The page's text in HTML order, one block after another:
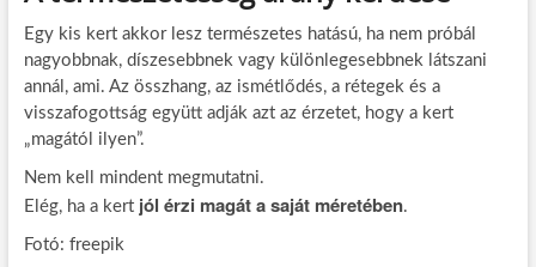
Egy kis kert akkor lesz természetes hatású, ha nem próbál
nagyobbnak, díszesebbnek vagy különlegesebbnek látszani
annál, ami. Az összhang, az ismétlődés, a rétegek és a
visszafogottság együtt adják azt az érzetet, hogy a kert
„magától ilyen”.
Nem kell mindent megmutatni.
Elég, ha a kert jól érzi magát a saját méretében.
Fotó: freepik